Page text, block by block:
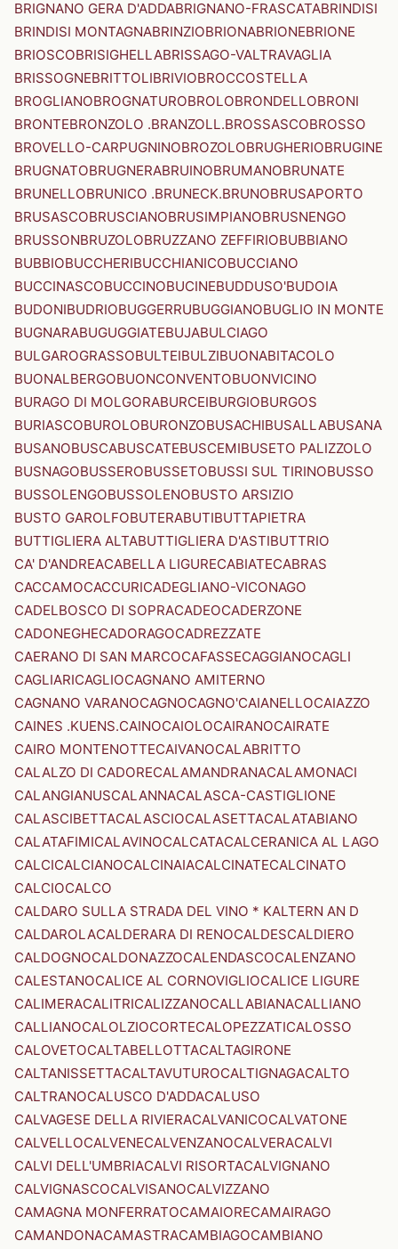
BRIGNANO GERA D'ADDABRIGNANO-FRASCATABRINDISI
BRINDISI MONTAGNABRINZIOBRIONABRIONEBRIONE
BRIOSCOBRISIGHELLABRISSAGO-VALTRAVAGLIA
BRISSOGNEBRITTOLIBRIVIOBROCCOSTELLA
BROGLIANOBROGNATUROBROLOBRONDELLOBRONI
BRONTEBRONZOLO .BRANZOLL.BROSSASCOBROSSO
BROVELLO-CARPUGNINOBROZOLOBRUGHERIOBRUGINE
BRUGNATOBRUGNERABRUINOBRUMANOBRUNATE
BRUNELLOBRUNICO .BRUNECK.BRUNOBRUSAPORTO
BRUSASCOBRUSCIANOBRUSIMPIANOBRUSNENGO
BRUSSONBRUZOLOBRUZZANO ZEFFIRIOBUBBIANO
BUBBIOBUCCHERIBUCCHIANICOBUCCIANO
BUCCINASCOBUCCINOBUCINEBUDDUSO'BUDOIA
BUDONIBUDRIOBUGGERRUBUGGIANOBUGLIO IN MONTE
BUGNARABUGUGGIATEBUJABULCIAGO
BULGAROGRASSOBULTEIBULZIBUONABITACOLO
BUONALBERGOBUONCONVENTOBUONVICINO
BURAGO DI MOLGORABURCEIBURGIOBURGOS
BURIASCOBUROLOBURONZOBUSACHIBUSALLABUSANA
BUSANOBUSCABUSCATEBUSCEMIBUSETO PALIZZOLO
BUSNAGOBUSSEROBUSSETOBUSSI SUL TIRINOBUSSO
BUSSOLENGOBUSSOLENOBUSTO ARSIZIO
BUSTO GAROLFOBUTERABUTIBUTTAPIETRA
BUTTIGLIERA ALTABUTTIGLIERA D'ASTIBUTTRIO
CA' D'ANDREACABELLA LIGURECABIATECABRAS
CACCAMOCACCURICADEGLIANO-VICONAGO
CADELBOSCO DI SOPRACADEOCADERZONE
CADONEGHECADORAGOCADREZZATE
CAERANO DI SAN MARCOCAFASSECAGGIANOCAGLI
CAGLIARICAGLIOCAGNANO AMITERNO
CAGNANO VARANOCAGNOCAGNO'CAIANELLOCAIAZZO
CAINES .KUENS.CAINOCAIOLOCAIRANOCAIRATE
CAIRO MONTENOTTECAIVANOCALABRITTO
CALALZO DI CADORECALAMANDRANACALAMONACI
CALANGIANUSCALANNACALASCA-CASTIGLIONE
CALASCIBETTACALASCIOCALASETTACALATABIANO
CALATAFIMICALAVINOCALCATACALCERANICA AL LAGO
CALCICALCIANOCALCINAIACALCINATECALCINATO
CALCIOCALCO
CALDARO SULLA STRADA DEL VINO * KALTERN AN D
CALDAROLACALDERARA DI RENOCALDESCALDIERO
CALDOGNOCALDONAZZOCALENDASCOCALENZANO
CALESTANOCALICE AL CORNOVIGLIOCALICE LIGURE
CALIMERACALITRICALIZZANOCALLABIANACALLIANO
CALLIANOCALOLZIOCORTECALOPEZZATICALOSSO
CALOVETOCALTABELLOTTACALTAGIRONE
CALTANISSETTACALTAVUTUROCALTIGNAGACALTO
CALTRANOCALUSCO D'ADDACALUSO
CALVAGESE DELLA RIVIERACALVANICOCALVATONE
CALVELLOCALVENECALVENZANOCALVERACALVI
CALVI DELL'UMBRIACALVI RISORTACALVIGNANO
CALVIGNASCOCALVISANOCALVIZZANO
CAMAGNA MONFERRATOCAMAIORECAMAIRAGO
CAMANDONACAMASTRACAMBIAGOCAMBIANO